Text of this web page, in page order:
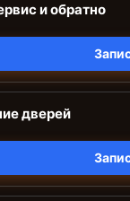
и обратно
дверей